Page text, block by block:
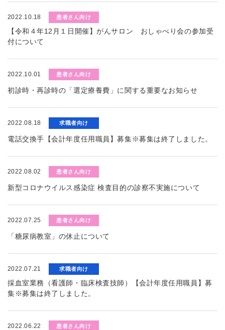
2022.10.18 患者さん向け
【令和４年12月１日開催】がんサロン おしゃべり会の参加受
付について
2022.10.01 患者さん向け
初診時・再診時の「選定療養費」に関する重要なお知らせ
2022.08.18 求職者向け
電話交換手【会計年度任用職員】募集※募集は終了しました。
2022.08.02 患者さん向け
新型コロナウイルス感染症 検査目的の診察不実施について
2022.07.25 患者さん向け
「糖尿病教室」の休止について
2022.07.21 求職者向け
採血室業務（看護師・臨床検査技師）【会計年度任用職員】募
集※募集は終了しました。
2022.06.22 患者さん向け